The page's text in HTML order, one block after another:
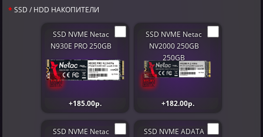
SSD / HDD НАКОПИТЕЛИ
SSD NVME Netac
N930E PRO 250GB
+185.00р.
SSD NVME Netac
NV2000 250GB
250GB
+182.00р.
SSD NVME Netac
SSD NVME ADATA